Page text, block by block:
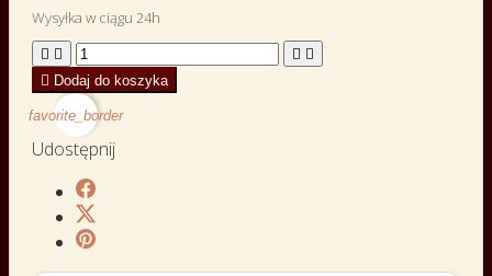
Wysyłka w ciągu 24h
   
 Dodaj do koszyka
favorite_border
Udostępnij